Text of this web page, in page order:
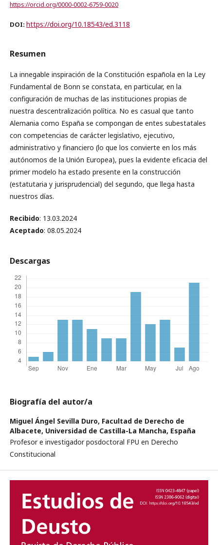
https://orcid.org/0000-0002-6759-0020
DOI: https://doi.org/10.18543/ed.3118
Resumen
La innegable inspiración de la Constitución española en la Ley
Fundamental de Bonn se constata, en particular, en la
configuración de muchas de las instituciones propias de
nuestra descentralización política. No es casual que tanto
Alemania como España se compongan de entes subestatales
con competencias de carácter legislativo, ejecutivo,
administrativo y financiero (lo que los convierte en los más
autónomos de la Unión Europea), pues la evidente eficacia del
primer modelo ha estado presente en la construcción
(estatutaria y jurisprudencial) del segundo, que llega hasta
nuestros días.
Recibido: 13.03.2024
Aceptado: 08.05.2024
Descargas
Biografía del autor/a
Miguel Ángel Sevilla Duro, Facultad de Derecho de
Albacete, Universidad de Castilla-La Mancha, España
Profesor e investigador posdoctoral FPU en Derecho
Constitucional